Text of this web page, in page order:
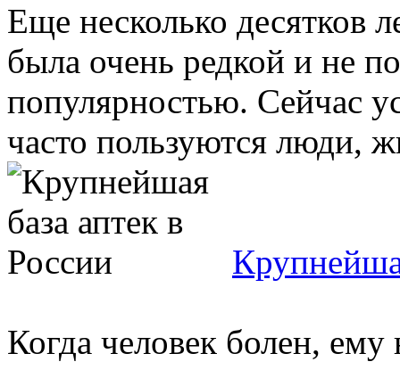
Еще несколько десятков
была очень редкой и не
популярностью. Сейчас
часто пользуются люди,
Когда человек болен, ему